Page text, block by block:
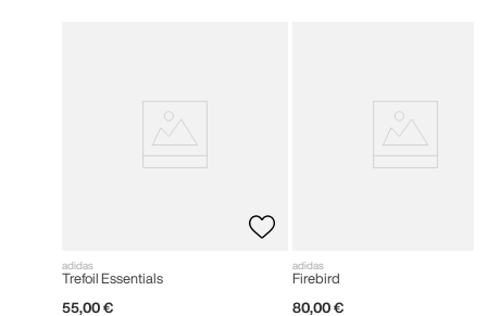
adidas
Trefoil Essentials
55,00 €
adidas
Firebird
80,00 €